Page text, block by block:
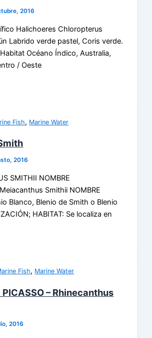
2016
Halichoeres Chloropterus
Labrido verde pastel, Coris verde.
Océano Índico, Australia,
/ Oeste
Fish, Marine Water
2016
SMITHII NOMBRE
Smithii NOMBRE
Blanco, Blenio de Smith o Blenio
HABITAT: Se localiza en
Fish, Marine Water
PICASSO – Rhinecanthus
2016